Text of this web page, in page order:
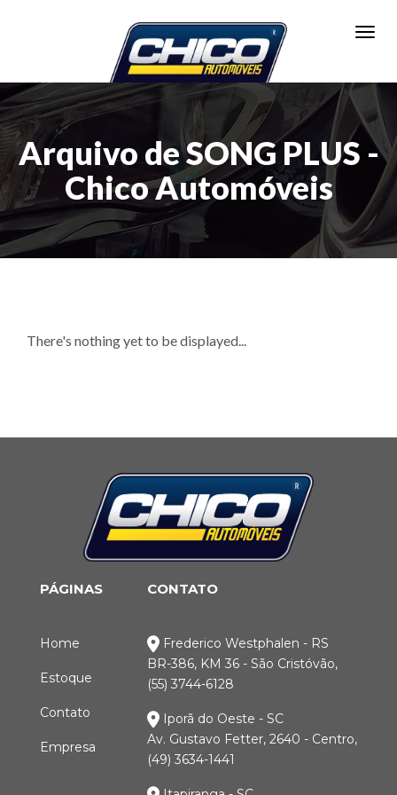
Arquivo de SONG PLUS -
Chico Automóveis
There's nothing yet to be displayed...
PÁGINAS
Home
Estoque
Contato
Empresa
CONTATO
Frederico Westphalen - RS
BR-386, KM 36 - São Cristóvão,
(55) 3744-6128
Iporã do Oeste - SC
Av. Gustavo Fetter, 2640 - Centro,
(49) 3634-1441